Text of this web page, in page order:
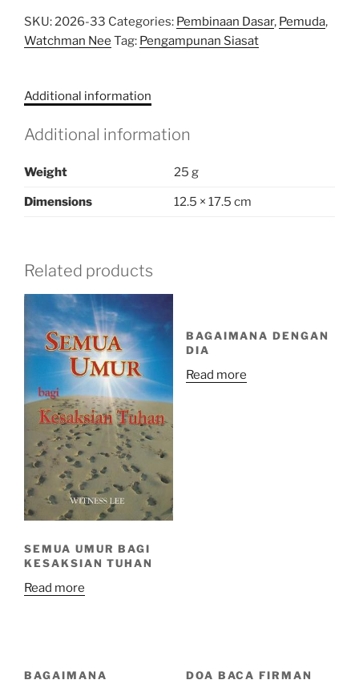
SKU:2026-33 Categories: Pembinaan Dasar, Pemuda,
Watchman Nee Tag: Pengampunan Siasat
Additional information
Additional information
Weight 25 g
Dimensions 12.5 × 17.5 cm
Related products
SEMUA UMUR BAGI
KESAKSIAN TUHAN
Read more
BAGAIMANA DENGAN
DIA
Read more
BAGAIMANA
DOA BACA FIRMAN